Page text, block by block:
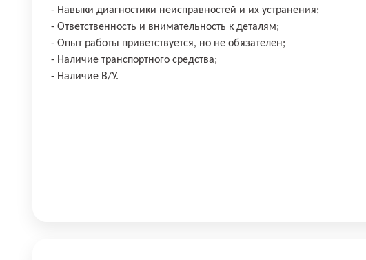
- Навыки диагностики неисправностей и их устранения;
- Ответственность и внимательность к деталям;
- Опыт работы приветствуется, но не обязателен;
- Наличие транспортного средства;
- Наличие В/У.